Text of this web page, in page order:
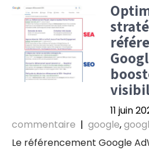
11 juin
commentaire | google,
Le référencement Google